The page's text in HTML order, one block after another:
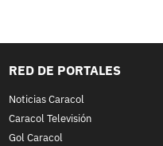
RED DE PORTALES
Noticias Caracol
Caracol Televisión
Gol Caracol